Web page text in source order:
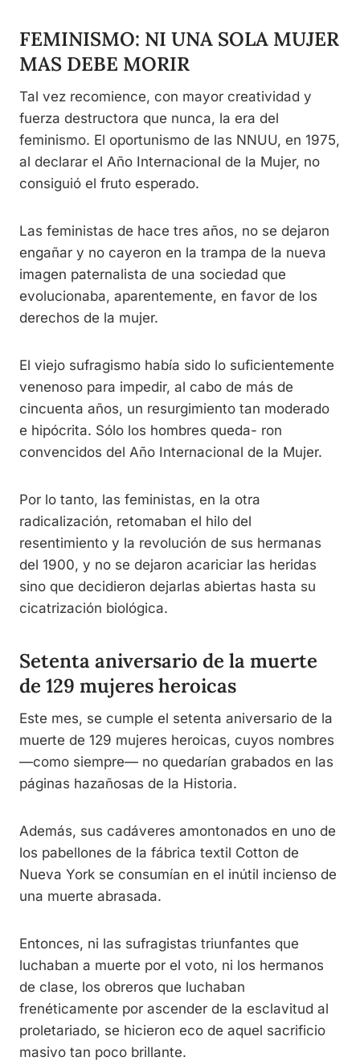
FEMINISMO: NI UNA SOLA MUJER
MAS DEBE MORIR
Tal vez recomience, con mayor creatividad y
fuerza destructora que nunca, la era del
feminismo. El oportunismo de las NNUU, en 1975,
al declarar el Año Internacional de la Mujer, no
consiguió el fruto esperado.
Las feministas de hace tres años, no se dejaron
engañar y no cayeron en la trampa de la nueva
imagen paternalista de una sociedad que
evolucionaba, aparentemente, en favor de los
derechos de la mujer.
El viejo sufragismo había sido lo suficientemente
venenoso para impedir, al cabo de más de
cincuenta años, un resurgimiento tan moderado
e hipócrita. Sólo los hombres queda- ron
convencidos del Año Internacional de la Mujer.
Por lo tanto, las feministas, en la otra
radicalización, retomaban el hilo del
resentimiento y la revolución de sus hermanas
del 1900, y no se dejaron acariciar las heridas
sino que decidieron dejarlas abiertas hasta su
cicatrización biológica.
Setenta aniversario de la muerte
de 129 mujeres heroicas
Este mes, se cumple el setenta aniversario de la
muerte de 129 mujeres heroicas, cuyos nombres
—como siempre— no quedarían grabados en las
páginas hazañosas de la Historia.
Además, sus cadáveres amontonados en uno de
los pabellones de la fábrica textil Cotton de
Nueva York se consumían en el inútil incienso de
una muerte abrasada.
Entonces, ni las sufragistas triunfantes que
luchaban a muerte por el voto, ni los hermanos
de clase, los obreros que luchaban
frenéticamente por ascender de la esclavitud al
proletariado, se hicieron eco de aquel sacrificio
masivo tan poco brillante.